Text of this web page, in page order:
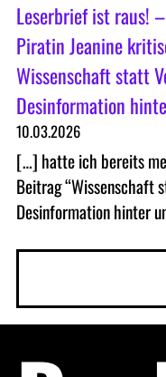
Leserbrief ist raus!
Piratin Jeanine
Wissenschaft statt
Desinformation
10.03.2026
[…] hatte ich bereits
Beitrag “Wissenschaft
Desinformation hinter
c